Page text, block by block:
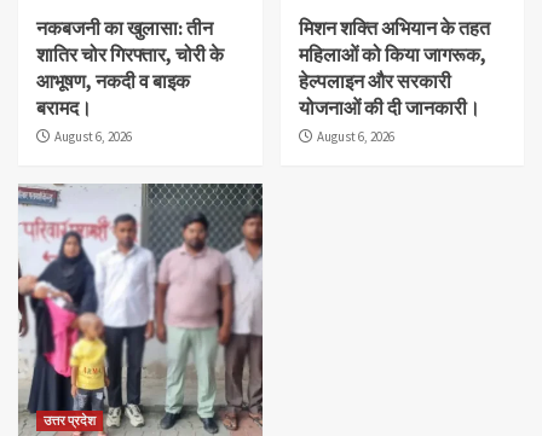
नकबजनी का खुलासा: तीन
शातिर चोर गिरफ्तार, चोरी के
आभूषण, नकदी व बाइक
बरामद।
August 6, 2026
मिशन शक्ति अभियान के तहत
महिलाओं को किया जागरूक,
हेल्पलाइन और सरकारी
योजनाओं की दी जानकारी।
August 6, 2026
उत्तर प्रदेश